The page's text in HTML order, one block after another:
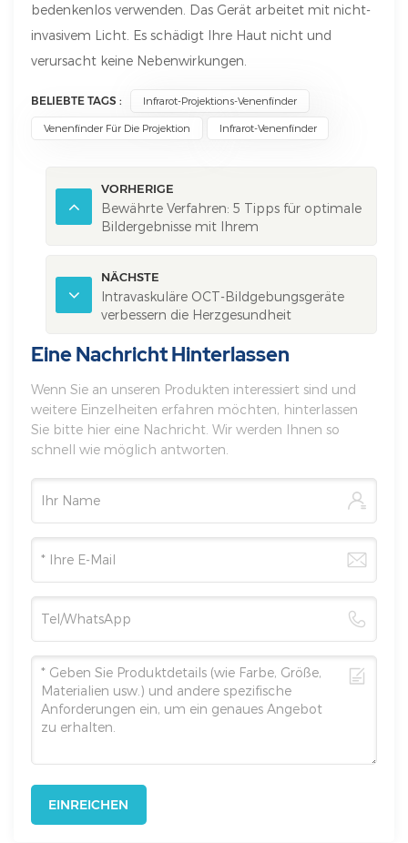
bedenkenlos verwenden. Das Gerät arbeitet mit nicht-
invasivem Licht. Es schädigt Ihre Haut nicht und
verursacht keine Nebenwirkungen.
BELIEBTE TAGS : Infrarot-Projektions-Venenfinder
Venenfinder Für Die Projektion Infrarot-Venenfinder
VORHERIGE
Bewährte Verfahren: 5 Tipps für optimale
Bildergebnisse mit Ihrem
NÄCHSTE
Intravaskuläre OCT-Bildgebungsgeräte
verbessern die Herzgesundheit
Eine Nachricht Hinterlassen
Wenn Sie an unseren Produkten interessiert sind und
weitere Einzelheiten erfahren möchten, hinterlassen
Sie bitte hier eine Nachricht. Wir werden Ihnen so
schnell wie möglich antworten.
EINREICHEN